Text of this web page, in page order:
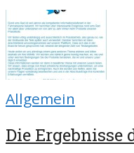
Allgemein
Die